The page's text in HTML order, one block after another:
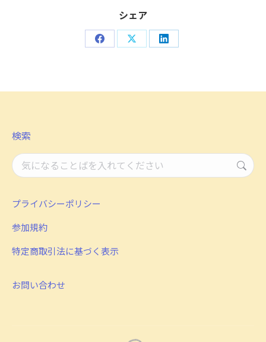
シェア
Share Share Share
検索
検
索：
プライバシーポリシー
参加規約
特定商取引法に基づく表示
お問い合わせ